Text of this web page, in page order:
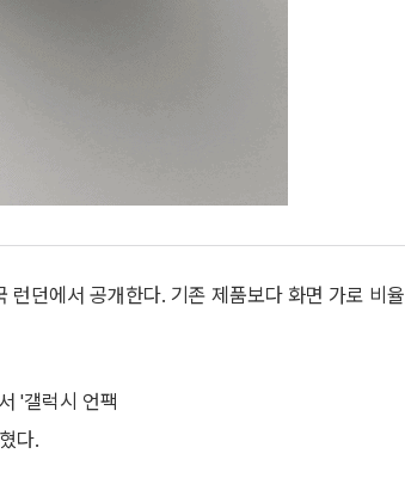
던에서 공개한다. 기존 제품보다 화면 가로 비율
'갤럭시 언팩
다.